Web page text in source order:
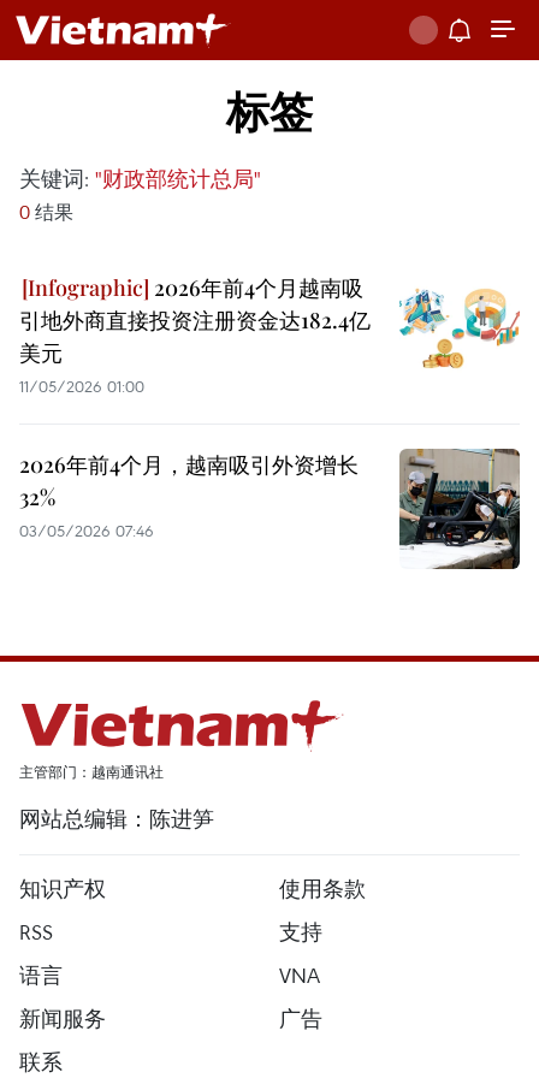
标签
关键词: "财政部统计总局"
0 结果
2026年前4个月越南吸
引地外商直接投资注册资金达182.4亿
美元
11/05/2026 01:00
2026年前4个月，越南吸引外资增长
32%
03/05/2026 07:46
主管部门：越南通讯社
网站总编辑：陈进笋
知识产权
使用条款
RSS
支持
语言
VNA
新闻服务
广告
联系